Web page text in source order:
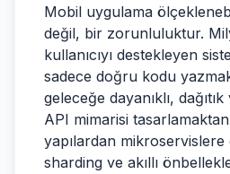
Mobil uygulama
değil, bir zorunluluktur.
kullanıcıyı destekleyen
sadece doğru kodu
geleceğe dayanıklı,
API mimarisi
yapılardan mikroservislere
sharding ve akıllı